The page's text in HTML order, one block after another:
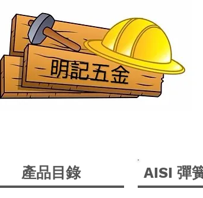
產品目錄 AISI 彈